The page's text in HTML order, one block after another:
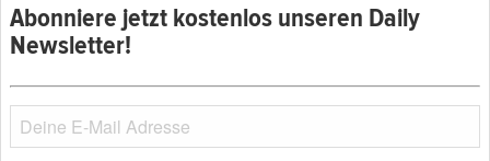
Abonniere jetzt kostenlos unseren Daily
Newsletter!